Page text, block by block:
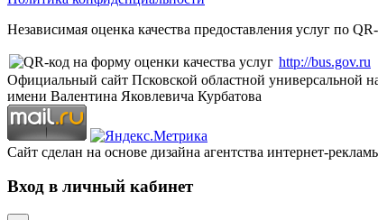
Независимая оценка качества предоставления услуг по
http://bus.gov.ru
Официальный сайт Псковской областной универсальной
имени Валентина Яковлевича Курбатова
Сайт сделан на основе дизайна агентства интернет-
Вход в личный кабинет